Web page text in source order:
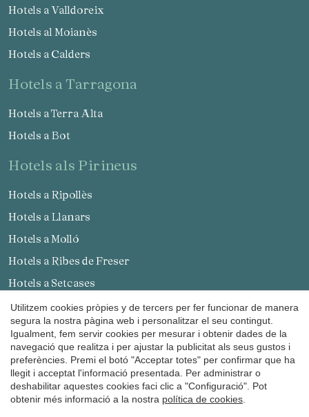
Hotels a Valldoreix
Hotels al Moianès
Hotels a Calders
hotels a Tarragona
Hotels a Terra Alta
Hotels a Bot
hotels als Pirineus
Hotels a Ripollès
Hotels a Llanars
Hotels a Molló
Hotels a Ribes de Freser
Hotels a Setcases
Hotels a Sant Joan de les Abadesses
Hotels a Solsonès
Hotels a Lladurs
Hotels a Solsona
Hotels a Sant Llorenç de Morunys
Utilitzem cookies pròpies y de tercers per fer funcionar de manera
segura la nostra pàgina web i personalitzar el seu contingut.
Igualment, fem servir cookies per mesurar i obtenir dades de la
navegació que realitza i per ajustar la publicitat als seus gustos i
preferències. Premi el botó "Acceptar totes" per confirmar que ha
llegit i acceptat l'informació presentada. Per administrar o
deshabilitar aquestes cookies faci clic a "Configuració". Pot
obtenir més informació a la nostra política de cookies